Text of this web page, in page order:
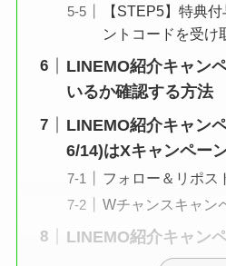
【STEP5】特典
ントコードを受け
LINEMO紹介キャン
いるか確認する方法
LINEMO紹介キャン
6/14)はXキャンペー
フォロー＆リポス
Wチャンスキャン
LINEMO紹介キャン